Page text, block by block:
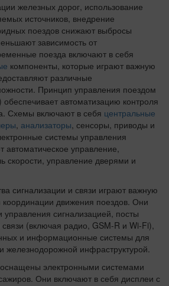
железных дорог, использование
источников, внедрение
поездов снижают выбросы
зависимость от
поезда включают в себя
компоненты, которые играют важную
различные
Принцип управления поездом
автоматизацию контроля
Схемы включают в себя центральные
, анализаторы, сенсоры, приводы и
системы управления
автоматическое управление,
скорости, управление дверями и
сигнализации и связи играют важную
координации движения поездов. Они
управления сигнализацией, посты
(включая радио, GSM-R и Wi-Fi),
и информационные системы для
железнодорожной инфраструктурой.
электронными системами
Они включают в себя дисплеи с